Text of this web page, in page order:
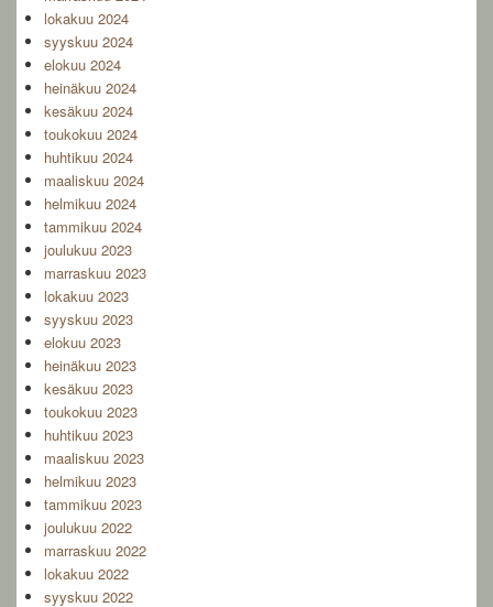
lokakuu 2024
syyskuu 2024
elokuu 2024
heinäkuu 2024
kesäkuu 2024
toukokuu 2024
huhtikuu 2024
maaliskuu 2024
helmikuu 2024
tammikuu 2024
joulukuu 2023
marraskuu 2023
lokakuu 2023
syyskuu 2023
elokuu 2023
heinäkuu 2023
kesäkuu 2023
toukokuu 2023
huhtikuu 2023
maaliskuu 2023
helmikuu 2023
tammikuu 2023
joulukuu 2022
marraskuu 2022
lokakuu 2022
syyskuu 2022